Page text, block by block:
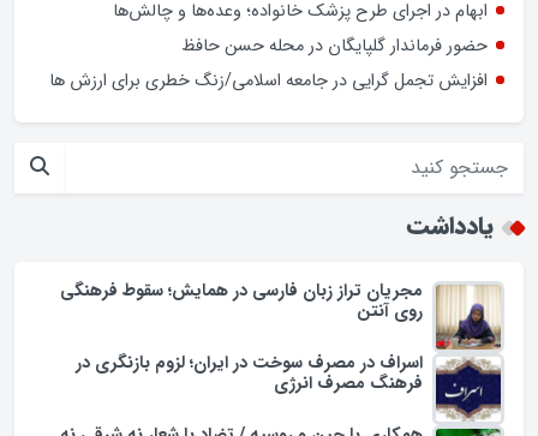
کشف بیش از ۱۹ کیلوگرم مواد مخدر در گلپایگان
سخنگوی دولت: در ارائه خدمات به شرکت های دانش بنیان
تفاوتی بین تهران و شهرستان ها نیست
افزایش تجمل گرایی در جامعه اسلامی/زنگ خطری برای ارزش ها
یادداشت
مجریان تراز زبان فارسی در همایش؛ سقوط فرهنگی